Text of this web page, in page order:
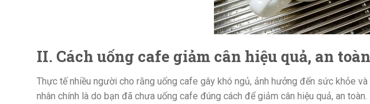
II. Cách uống cafe giảm cân hiệu quả, an toàn
Thực tế nhiều người cho rằng uống cafe gây khó ngủ, ảnh hưởng đến sức khỏe
nhân chính là do bạn đã chưa uống cafe đúng cách để giảm cân hiệu quả, an